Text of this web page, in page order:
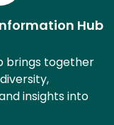
Hub
brings together
insights into